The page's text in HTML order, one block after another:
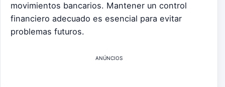
movimientos bancarios. Mantener un control
financiero adecuado es esencial para evitar
problemas futuros.
ANÚNCIOS